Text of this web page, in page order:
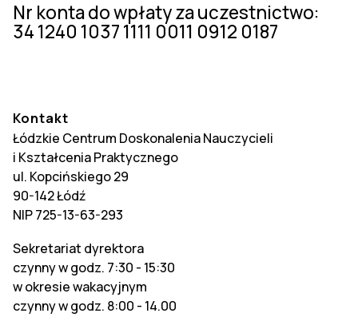
Nr konta do wpłaty za uczestnictwo:
34 1240 1037 1111 0011 0912 0187
Kontakt
Łódzkie Centrum Doskonalenia Nauczycieli
i Kształcenia Praktycznego
ul. Kopcińskiego 29
90-142 Łódź
NIP 725-13-63-293
Sekretariat dyrektora
czynny w godz. 7:30 - 15:30
w okresie wakacyjnym
czynny w godz. 8:00 - 14.00